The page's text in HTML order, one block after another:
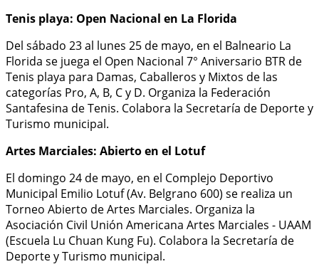
Tenis playa: Open Nacional en La Florida
Del sábado 23 al lunes 25 de mayo, en el Balneario La
Florida se juega el Open Nacional 7° Aniversario BTR de
Tenis playa para Damas, Caballeros y Mixtos de las
categorías Pro, A, B, C y D. Organiza la Federación
Santafesina de Tenis. Colabora la Secretaría de Deporte y
Turismo municipal.
Artes Marciales: Abierto en el Lotuf
El domingo 24 de mayo, en el Complejo Deportivo
Municipal Emilio Lotuf (Av. Belgrano 600) se realiza un
Torneo Abierto de Artes Marciales. Organiza la
Asociación Civil Unión Americana Artes Marciales - UAAM
(Escuela Lu Chuan Kung Fu). Colabora la Secretaría de
Deporte y Turismo municipal.